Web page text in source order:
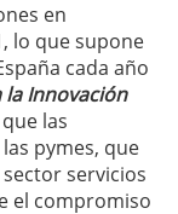
en
lo que supone
cada año
la Innovación
las
pymes, que
servicios
el compromiso